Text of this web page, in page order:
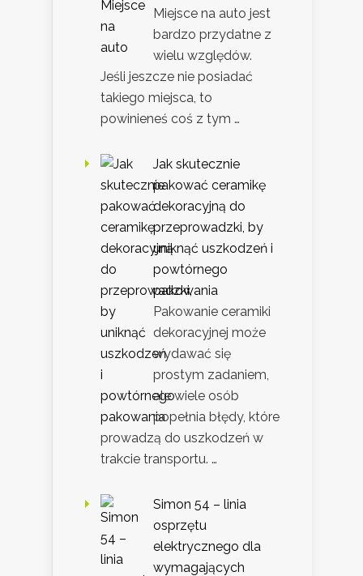
Miejsce na auto jest
bardzo przydatne z
wielu względów.
Jeśli jeszcze nie posiadać
takiego miejsca, to
powinieneś coś z tym …
Jak skutecznie
pakować ceramikę
dekoracyjną do
przeprowadzki, by
uniknąć uszkodzeń i
powtórnego
pakowania
Pakowanie ceramiki
dekoracyjnej może
wydawać się
prostym zadaniem,
ale wiele osób
popełnia błędy, które
prowadzą do uszkodzeń w
trakcie transportu. …
Simon 54 – linia
osprzętu
elektrycznego dla
wymagających